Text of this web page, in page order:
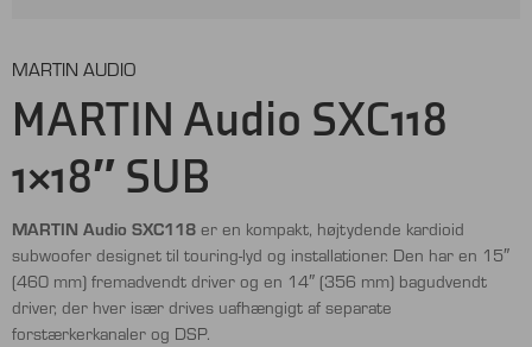
MARTIN AUDIO
MARTIN Audio SXC118
1×18″ SUB
MARTIN Audio SXC118 er en kompakt, højtydende kardioid
subwoofer designet til touring-lyd og installationer. Den har en 15″
(460 mm) fremadvendt driver og en 14″ (356 mm) bagudvendt
driver, der hver især drives uafhængigt af separate
forstærkerkanaler og DSP.